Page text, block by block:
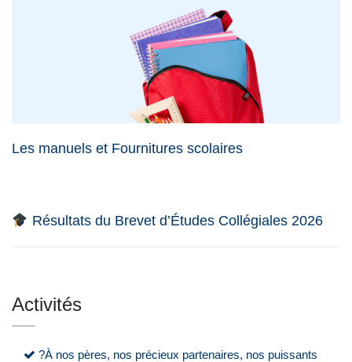
Les manuels et Fournitures scolaires
Résultats du Brevet d’Études Collégiales 2026
Activités
?À nos pères, nos précieux partenaires, nos puissants